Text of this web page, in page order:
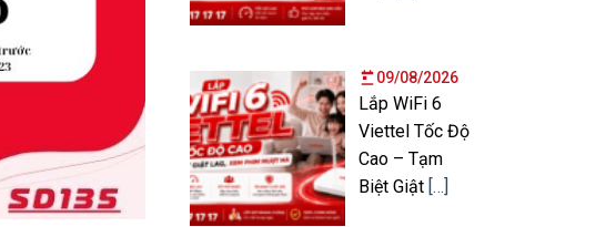
09/08/2026
Lắp WiFi 6
Viettel Tốc Độ
Cao – Tạm
Biệt Giật […]